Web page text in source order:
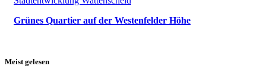
Grünes Quartier auf der Westenfelder Höhe
Meist gelesen